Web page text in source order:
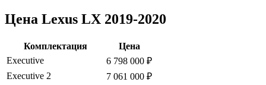
Цена Lexus LX 2019-2020
Комплектация
Цена
Executive
6 798 000 ₽
Executive 2
7 061 000 ₽